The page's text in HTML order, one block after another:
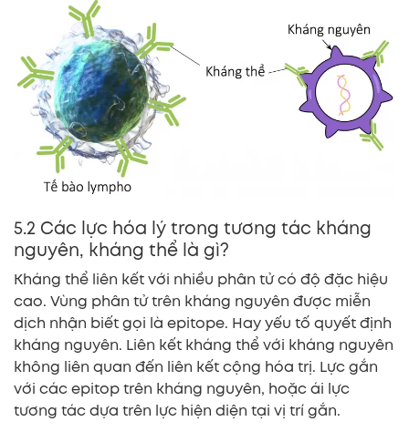
5.2 Các lực hóa lý trong tương tác kháng
nguyên, kháng thể là gì?
Kháng thể liên kết với nhiều phân tử có độ đặc hiệu
cao. Vùng phân tử trên kháng nguyên được miễn
dịch nhận biết gọi là epitope. Hay yếu tố quyết định
kháng nguyên. Liên kết kháng thể với kháng nguyên
không liên quan đến liên kết cộng hóa trị. Lực gắn
với các epitop trên kháng nguyên, hoặc ái lực
tương tác dựa trên lực hiện diện tại vị trí gắn.